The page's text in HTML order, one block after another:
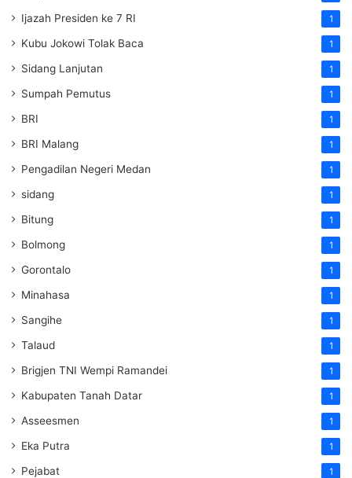
Ijazah Presiden ke 7 RI 1
Kubu Jokowi Tolak Baca 1
Sidang Lanjutan 1
Sumpah Pemutus 1
BRI 1
BRI Malang 1
Pengadilan Negeri Medan 1
sidang 1
Bitung 1
Bolmong 1
Gorontalo 1
Minahasa 1
Sangihe 1
Talaud 1
Brigjen TNI Wempi Ramandei 1
Kabupaten Tanah Datar 1
Asseesmen 1
Eka Putra 1
Pejabat 1